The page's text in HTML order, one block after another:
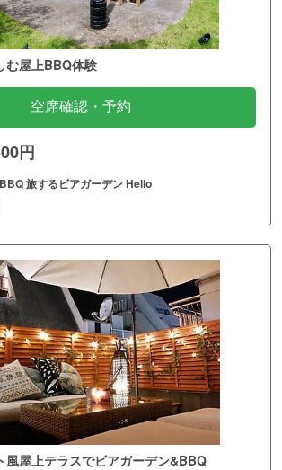
む屋上BBQ体験
空席確認・予約
円
旅するビアガーデン Hello
風屋上テラスでビアガーデン&BBQ